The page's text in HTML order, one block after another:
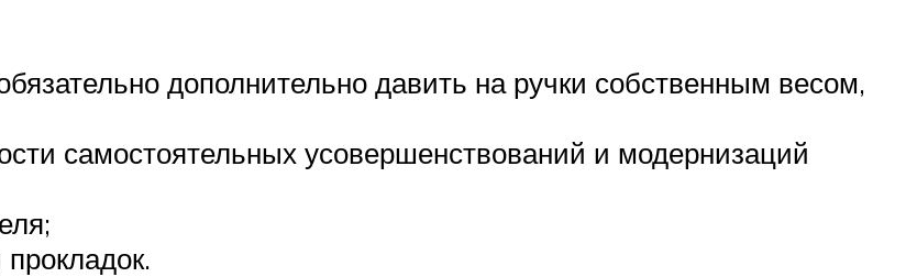
дополнительно давить на ручки собственным весом,
самостоятельных усовершенствований и модернизаций